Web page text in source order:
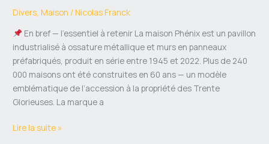
Divers,Maison /Nicolas Franck
En bref — l’essentiel à retenir La maison Phénix est un pavillon
industrialisé à ossature métallique et murs en panneaux
préfabriqués, produit en série entre 1945 et 2022. Plus de 240
000 maisons ont été construites en 60 ans — un modèle
emblématique de l’accession à la propriété des Trente
Glorieuses. La marque a
Lire la suite »